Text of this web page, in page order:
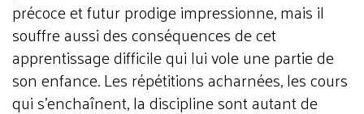
précoce et futur prodige impressionne, mais il
souffre aussi des conséquences de cet
apprentissage difficile qui lui vole une partie de
son enfance. Les répétitions acharnées, les cours
qui s'enchaînent, la discipline sont autant de